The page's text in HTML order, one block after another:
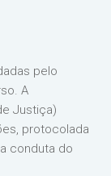
pelo
A
Justiça)
protocolada
conduta do